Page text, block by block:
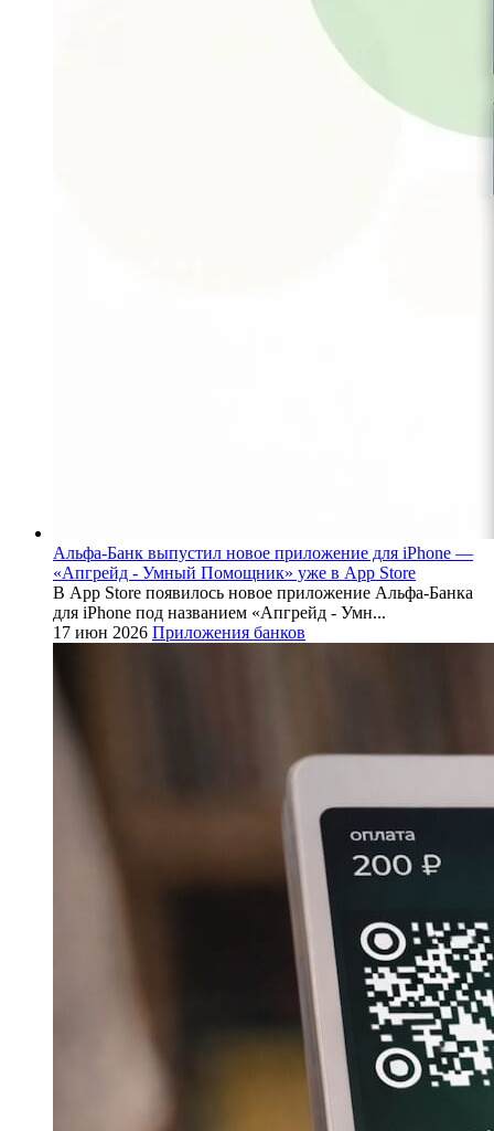
Альфа-Банк выпустил новое приложение для iPhone —
«Апгрейд - Умный Помощник» уже в App Store
В App Store появилось новое приложение Альфа-Банка
для iPhone под названием «Апгрейд - Умн...
17 июн 2026 Приложения банков